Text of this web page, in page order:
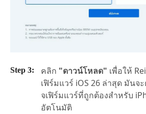
คลิก "ดาวน์โหลด" เพื่อให้
เฟิร์มแวร์ iOS 26 ล่าสุด มันจ
จเฟิร์มแวร์ที่ถูกต้องสำหรับ
อัตโนมัติ